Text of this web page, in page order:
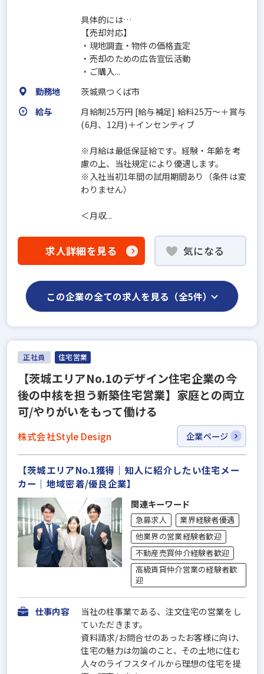
具体的には…
【売却対応】
・現地調査・物件の価格査定
・売却のための広告宣伝活動
・ご購入...
勤務地
茨城県つくば市
給与
月給制25万円 [給与補足] 給料25万〜＋賞与
(6月、12月)＋インセンティブ
※月給は最低保証給です。経験・年齢を考
慮の上、当社規定により優遇します。
※入社当初1年間の試用期間あり（条件は変
わりません）
＜月収...
求人詳細を見る 気になる
この企業の全ての求人を見る（全5件）
正社員 住宅営業
【茨城エリアNo.1のデザイン住宅企業の今
後の中核を担う新築住宅営業】家庭との両立
可/やりがいをもって働ける
株式会社Style Design 企業ページ
【茨城エリアNo.1獲得｜知人に紹介したい住宅メー
カー｜地域密着/優良企業】
関連キーワード
急募求人
業界経験者優遇
他業界の営業経験者歓迎
不動産売買仲介経験者歓迎
高級賃貸仲介営業の経験者歓
迎
仕事内容
当社の柱事業である、注文住宅の営業をし
ていただきます。
資料請求/お問合せのあったお客様に向け、
住宅の魅力は勿論のこと、その土地に住む
人々のライフスタイルから理想の住宅を提